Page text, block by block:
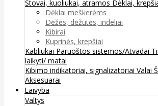
Stovai, kuoliukai, atramos Dėklai,
Dėklai meškerėms
Dėžės, dėžutės, indeliai
Kibirai
Kuprinės, krepšiai
Kabliukai Paruoštos sistemos/Atvadai
laikyti/ matai
Kibimo indikatoriai, signalizatoriai Valai
Aksesuarai
Laivyba
Valtys